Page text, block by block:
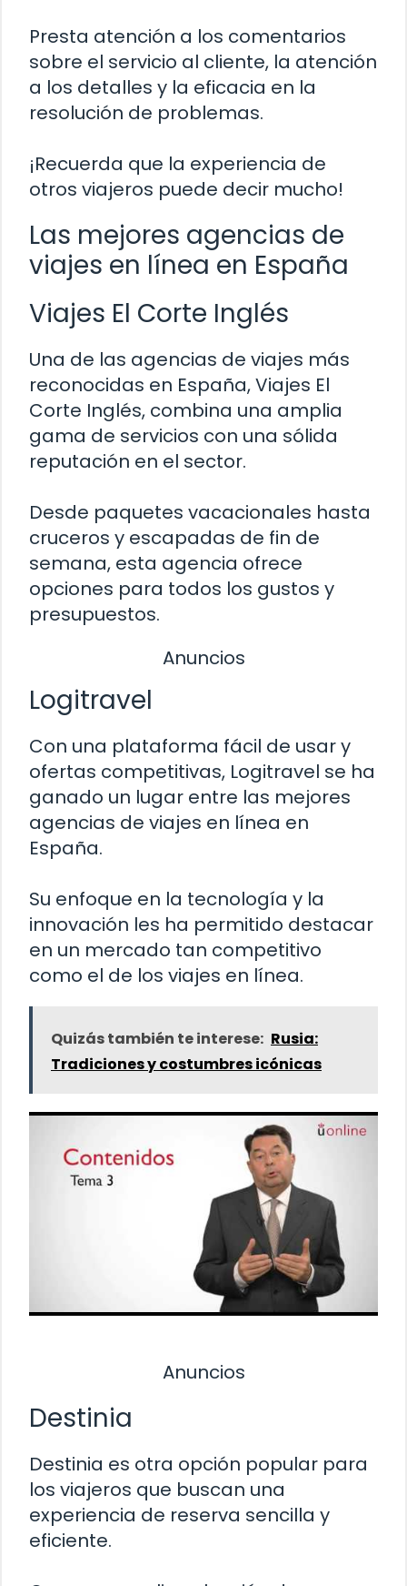
Presta atención a los comentarios
sobre el servicio al cliente, la atención
a los detalles y la eficacia en la
resolución de problemas.
¡Recuerda que la experiencia de
otros viajeros puede decir mucho!
Las mejores agencias de
viajes en línea en España
Viajes El Corte Inglés
Una de las agencias de viajes más
reconocidas en España, Viajes El
Corte Inglés, combina una amplia
gama de servicios con una sólida
reputación en el sector.
Desde paquetes vacacionales hasta
cruceros y escapadas de fin de
semana, esta agencia ofrece
opciones para todos los gustos y
presupuestos.
Anuncios
Logitravel
Con una plataforma fácil de usar y
ofertas competitivas, Logitravel se ha
ganado un lugar entre las mejores
agencias de viajes en línea en
España.
Su enfoque en la tecnología y la
innovación les ha permitido destacar
en un mercado tan competitivo
como el de los viajes en línea.
Quizás también te interese: Rusia:
Tradiciones y costumbres icónicas
Anuncios
Destinia
Destinia es otra opción popular para
los viajeros que buscan una
experiencia de reserva sencilla y
eficiente.